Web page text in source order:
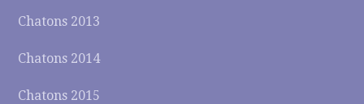
Chatons 2013
Chatons 2014
Chatons 2015